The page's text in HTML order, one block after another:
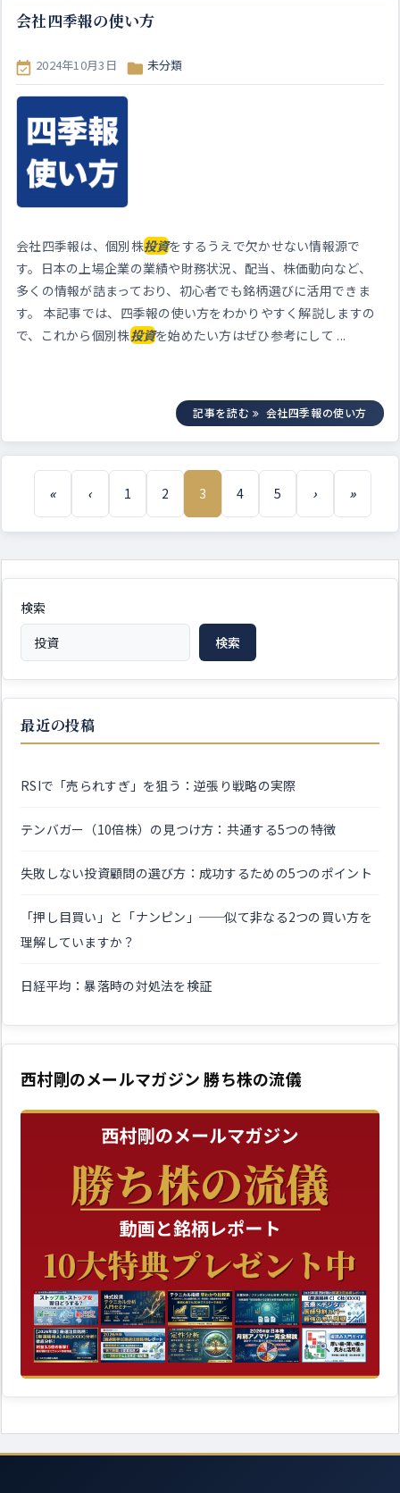
会社四季報の使い方
 2024年10月3日  未分類
会社四季報は、個別株投資をするうえで欠かせない情報源で
す。日本の上場企業の業績や財務状況、配当、株価動向など、
多くの情報が詰まっており、初心者でも銘柄選びに活用できま
す。 本記事では、四季報の使い方をわかりやすく解説しますの
で、これから個別株投資を始めたい方はぜひ参考にして ...
記事を読む 会社四季報の使い方
« ‹ 1 2 3 4 5 › »
検索
検索
最近の投稿
RSIで「売られすぎ」を狙う：逆張り戦略の実際
テンバガー（10倍株）の見つけ方：共通する5つの特徴
失敗しない投資顧問の選び方：成功するための5つのポイント
「押し目買い」と「ナンピン」──似て非なる2つの買い方を
理解していますか？
日経平均：暴落時の対処法を検証
西村剛のメールマガジン 勝ち株の流儀